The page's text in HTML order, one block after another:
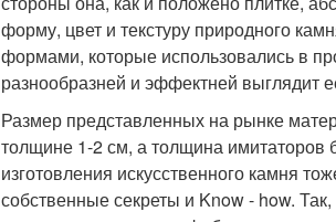
форму, цвет и текстуру природного
формами, которые использовались в
разнообразней и эффектней выглядит
Размер представленных на рынке
толщине 1-2 см, а толщина имитаторов
изготовления искусственного камня
собственные секреты и Know - how.